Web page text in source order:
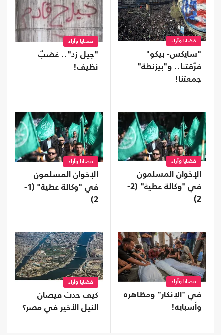
قضايا وآراء
"سايكس- بيكو"
فَرَّقتنا.. و"بيزنطة"
جمعتنا!
قضايا وآراء
"جيل زد".. غضبٌ
نظيف!
قضايا وآراء
الإخوان المسلمون
في "وكالة عطية" (2-
2)
قضايا وآراء
الإخوان المسلمون
في "وكالة عطية" (1-
2)
قضايا وآراء
في "الإنكار" ومظاهره
وأسبابه!
قضايا وآراء
كيف حدث فيضان
النيل الأخير في مصر؟